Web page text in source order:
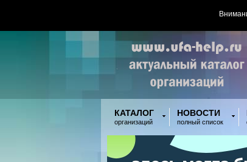
КАТАЛОГ
организаций
НОВОСТИ
полный список